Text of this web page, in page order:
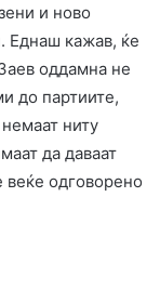
и ново
Еднаш кажав, ќе
оддамна не
до партиите,
ниту
да даваат
веќе одговорено